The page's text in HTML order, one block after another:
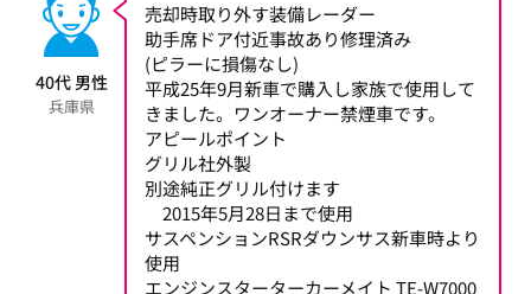
40代 男性
兵庫県
売却時取り外す装備レーダー
助手席ドア付近事故あり修理済み
(ピラーに損傷なし)
平成25年9月新車で購入し家族で使用して
きました。ワンオーナー禁煙車です。
アピールポイント
グリル社外製
別途純正グリル付けます
2015年5月28日まで使用
サスペンションRSRダウンサス新車時より
使用
エンジンスターターカーメイト TE-W7000